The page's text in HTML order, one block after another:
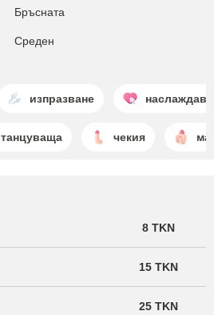
Бръсната
Среден
изпразване
танцуваща чекия
8 TKN
15 TKN
25 TKN